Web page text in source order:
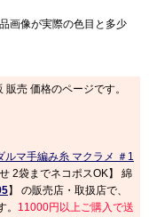
画像が実際の色目と多少
販売 価格のページです。
ルマ手編み糸 マクラメ ＃1
2袋までネコポスOK】 綿
】 の販売店・取扱店で、
11000円以上ご購入で送